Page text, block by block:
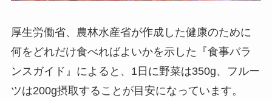
厚生労働省、農林水産省が作成した健康のために
何をどれだけ食べればよいかを示した『食事バラ
ンスガイド』によると、1日に野菜は350g、フルー
ツは200g摂取することが目安になっています。